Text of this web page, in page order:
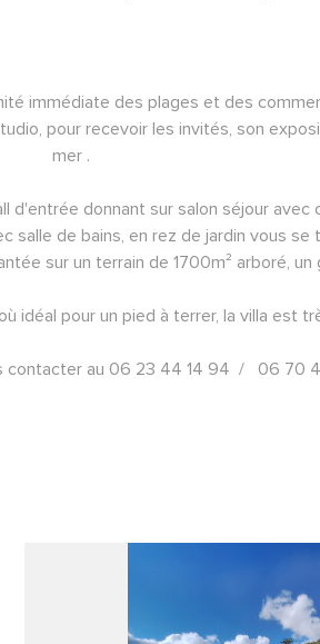
immédiate des plages et des
pour recevoir les invités, son
mer .
donnant sur salon séjour
salle de bains, en rez de jardin vous
sur un terrain de 1700m² arboré,
idéal pour un pied à terrer, la villa est
au 06 23 44 14 94  /   06 70